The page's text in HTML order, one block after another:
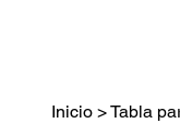
Inicio >Tabla